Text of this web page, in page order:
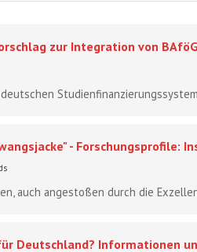
zur Integration von
- Forschungsprofile:
auch angestoßen durch die
Deutschland? Informationen